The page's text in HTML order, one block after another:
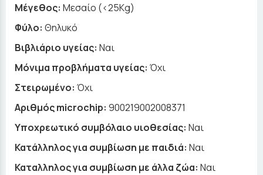
Μέγεθος: Μεσαίο (<25Kg)
Φύλο: Θηλυκό
Βιβλιάριο υγείας: Ναι
Μόνιμα προβλήματα υγείας: Όχι
Στειρωμένο: Όχι
Αριθμός microchip: 900219002008371
Υποχρεωτικό συμβόλαιο υιοθεσίας: Ναι
Κατάλληλος για συμβίωση με παιδιά: Ναι
Καταλληλος για συμβίωση με άλλα ζώα: Ναι